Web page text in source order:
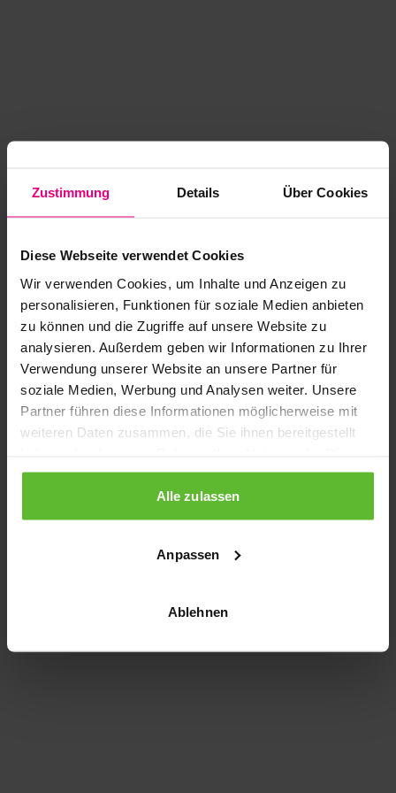
Zustimmung Details Über Cookies
Diese Webseite verwendet Cookies
Wir verwenden Cookies, um Inhalte und Anzeigen zu
personalisieren, Funktionen für soziale Medien anbieten
zu können und die Zugriffe auf unsere Website zu
analysieren. Außerdem geben wir Informationen zu Ihrer
Verwendung unserer Website an unsere Partner für
soziale Medien, Werbung und Analysen weiter. Unsere
Partner führen diese Informationen möglicherweise mit
weiteren Daten zusammen, die Sie ihnen bereitgestellt
gesammelt haben.
Alle zulassen
Anpassen
Ablehnen
Application error: a client-side exception has occurred
loading www.kurzwego.de (see the browser console for more
information).